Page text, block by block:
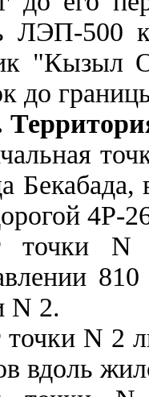
ЛЭП-500
"Кызыл
до
4Р-
точки N
N 2.
N 2
вдоль